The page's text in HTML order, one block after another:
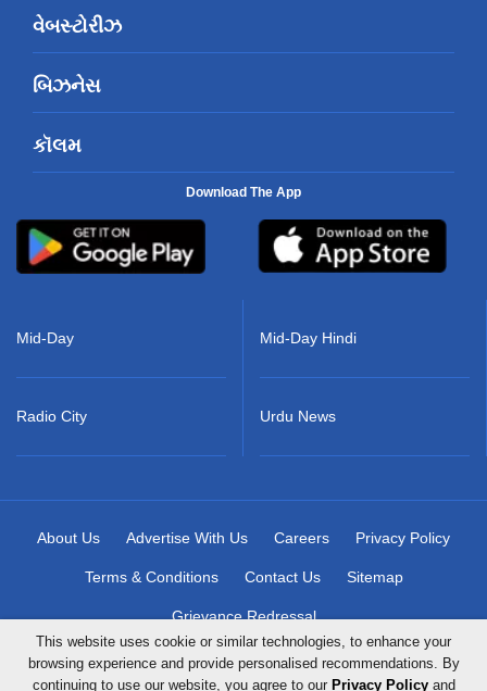
વેબસ્ટોરીઝ
બિઝનેસ
કૉલમ
Download The App
Mid-Day
Radio City
Mid-Day Hindi
Urdu News
About Us Advertise With Us Careers Privacy Policy
Terms & Conditions Contact Us Sitemap
Grievance Redressal
This website uses cookie or similar technologies, to enhance your
browsing experience and provide personalised recommendations. By
continuing to use our website, you agree to our Privacy Policyand